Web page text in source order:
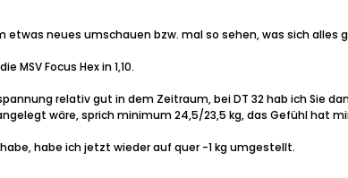
neues umschauen bzw. mal so sehen, was sich
MSV Focus Hex in 1,10.
relativ gut in dem Zeitraum, bei DT 32 hab ich Sie
wäre, sprich minimum 24,5/23,5 kg, das Gefühl hat
habe ich jetzt wieder auf quer -1 kg umgestellt.